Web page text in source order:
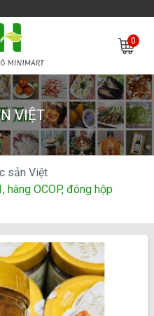
0
VIỆT
sản Việt
hàng OCOP, đóng hộp